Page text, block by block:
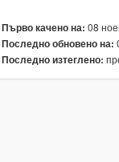
Първо качено на: 08
Последно обновено на:
Последно изтеглено: